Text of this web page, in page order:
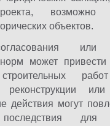
возможно
объектов.
или
норм может
строительных
реконструкции
действия могут
для